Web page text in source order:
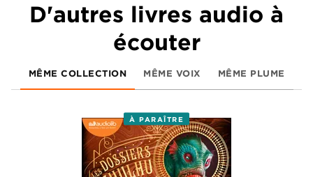
D'autres livres audio à
écouter
MÊME COLLECTION MÊME VOIX MÊME PLUME
À PARAÎTRE